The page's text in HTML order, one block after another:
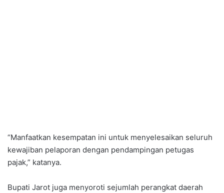
“Manfaatkan kesempatan ini untuk menyelesaikan seluruh
kewajiban pelaporan dengan pendampingan petugas
pajak,” katanya.
Bupati Jarot juga menyoroti sejumlah perangkat daerah